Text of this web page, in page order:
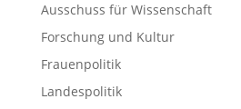
Ausschuss für Wissenschaft
Forschung und Kultur
Frauenpolitik
Landespolitik